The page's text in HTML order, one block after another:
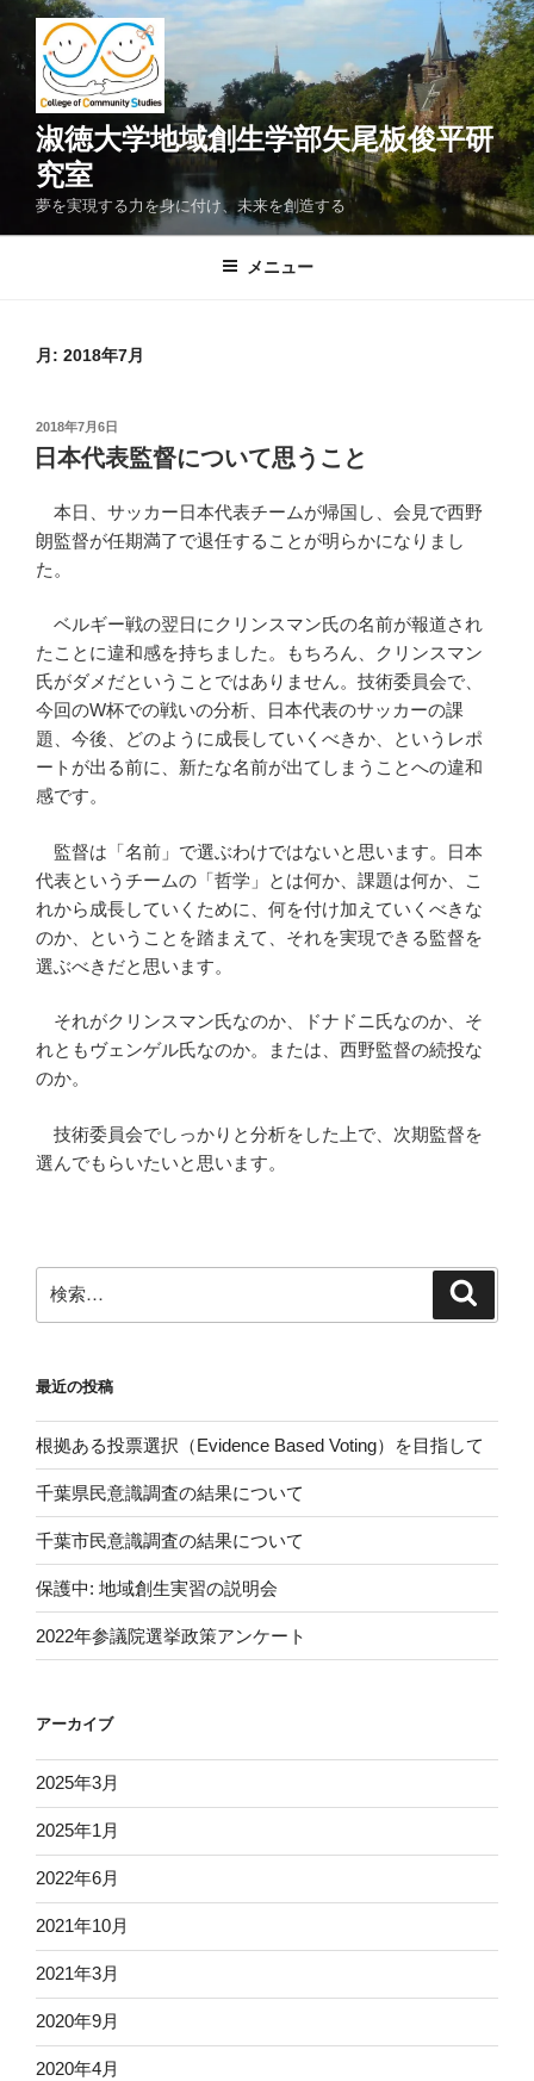
ン
ッ
淑徳大学地域創生学部矢尾板俊平研
究室
夢を実現する力を身に付け、未来を創造する
メニュー
月: 2018年7月
投
稿
日:
2018年7月6日
日本代表監督について思うこと
本日、サッカー日本代表チームが帰国し、会見で西野
朗監督が任期満了で退任することが明らかになりまし
た。
ベルギー戦の翌日にクリンスマン氏の名前が報道され
たことに違和感を持ちました。もちろん、クリンスマン
氏がダメだということではありません。技術委員会で、
今回のW杯での戦いの分析、日本代表のサッカーの課
題、今後、どのように成長していくべきか、というレポ
ートが出る前に、新たな名前が出てしまうことへの違和
感です。
監督は「名前」で選ぶわけではないと思います。日本
代表というチームの「哲学」とは何か、課題は何か、こ
れから成長していくために、何を付け加えていくべきな
のか、ということを踏まえて、それを実現できる監督を
選ぶべきだと思います。
それがクリンスマン氏なのか、ドナドニ氏なのか、そ
れともヴェンゲル氏なのか。または、西野監督の続投な
のか。
技術委員会でしっかりと分析をした上で、次期監督を
選んでもらいたいと思います。
索:
最近の投稿
根拠ある投票選択（Evidence Based Voting）を目指して
千葉県民意識調査の結果について
千葉市民意識調査の結果について
保護中: 地域創生実習の説明会
2022年参議院選挙政策アンケート
アーカイブ
2025年3月
2025年1月
2022年6月
2021年10月
2021年3月
2020年9月
2020年4月